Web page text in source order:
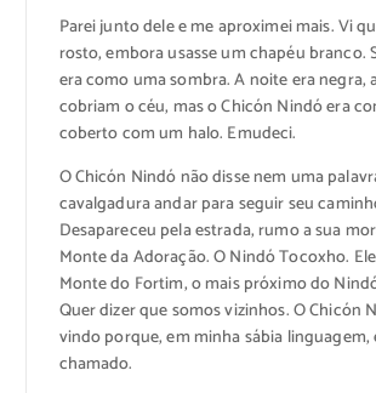
Parei junto dele e me aproximei mais. Vi
rosto, embora usasse um chapéu branco.
era como uma sombra. A noite era negra,
cobriam o céu, mas o Chicón Nindó era
coberto com um halo. Emudeci.
O Chicón Nindó não disse nem uma
cavalgadura andar para seguir seu
Desapareceu pela estrada, rumo a sua
Monte da Adoração. O Nindó Tocoxho.
Monte do Fortim, o mais próximo do
Quer dizer que somos vizinhos. O Chicón
vindo porque, em minha sábia linguagem,
chamado.